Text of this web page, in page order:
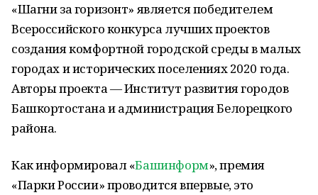
«Шагни за горизонт» является победителем
Всероссийского конкурса лучших проектов
создания комфортной городской среды в малых
городах и исторических поселениях 2020 года.
Авторы проекта — Институт развития городов
Башкортостана и администрация Белорецкого
района.
Как информировал «Башинформ», премия
«Парки России» проводится впервые, это